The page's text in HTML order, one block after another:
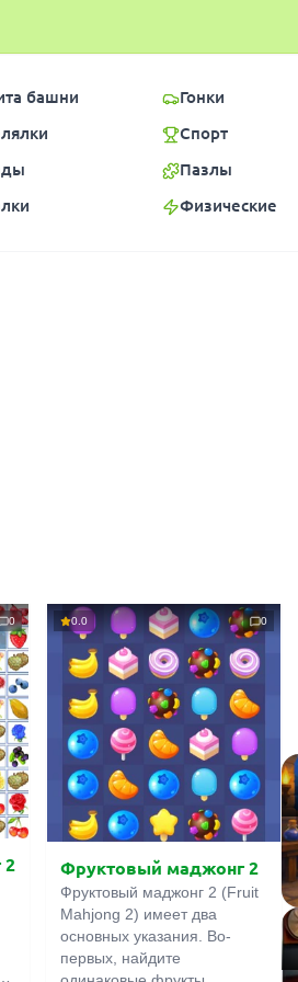
башни
Гонки
Спорт
Пазлы
Физические
0
2
0.0 0
Фруктовый маджонг 2
Фруктовый маджонг 2 (Fruit
Mahjong 2) имеет два
основных указания. Во-
первых, найдите